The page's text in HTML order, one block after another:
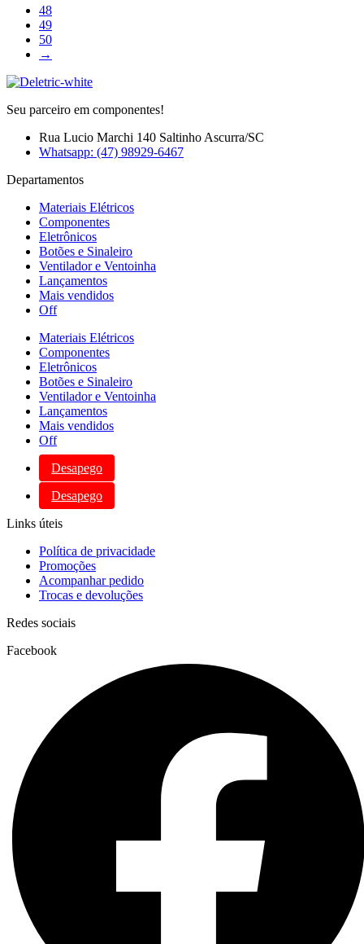
48
49
50
→
Seu parceiro em componentes!
Rua Lucio Marchi 140 Saltinho Ascurra/SC
Whatsapp: (47) 98929-6467
Departamentos
Materiais Elétricos
Componentes
Eletrônicos
Botões e Sinaleiro
Ventilador e Ventoinha
Lançamentos
Mais vendidos
Off
Materiais Elétricos
Componentes
Eletrônicos
Botões e Sinaleiro
Ventilador e Ventoinha
Lançamentos
Mais vendidos
Off
Desapego
Desapego
Links úteis
Política de privacidade
Promoções
Acompanhar pedido
Trocas e devoluções
Redes sociais
Facebook